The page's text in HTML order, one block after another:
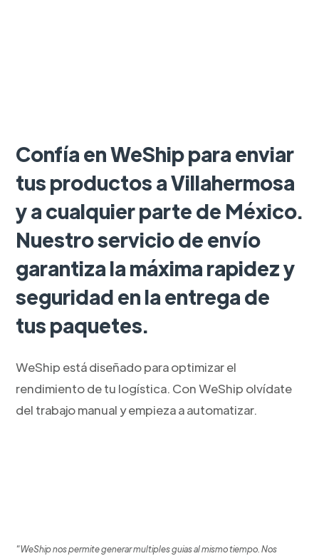
Confía en WeShip para enviar
tus productos a Villahermosa
y a cualquier parte de México.
Nuestro servicio de envío
garantiza la máxima rapidez y
seguridad en la entrega de
tus paquetes.
WeShip está diseñado para optimizar el
rendimiento de tu logística. Con WeShip olvídate
del trabajo manual y empieza a automatizar.
"WeShip nos permite generar multiples guias al mismo tiempo. Nos